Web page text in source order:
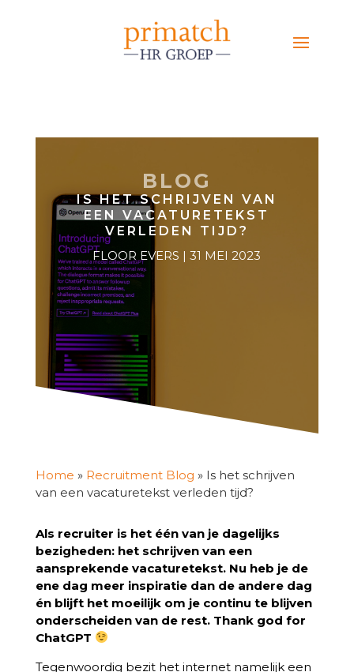
BLOG
IS HET SCHRIJVEN VAN
EEN VACATURETEKST
VERLEDEN TIJD?
FLOOR EVERS | 31 MEI 2023
Home » Recruitment Blog » Is het schrijven
van een vacaturetekst verleden tijd?
Als recruiter is het één van je dagelijks
bezigheden: het schrijven van een
aansprekende vacaturetekst. Nu heb je de
ene dag meer inspiratie dan de andere dag
én blijft het moeilijk om je continu te blijven
onderscheiden van de rest. Thank god for
ChatGPT
Tegenwoordig bezit het internet namelijk een